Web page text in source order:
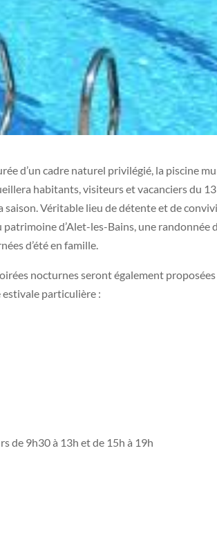
d’un cadre naturel privilégié, la piscine
habitants, visiteurs et vacanciers du
Véritable lieu de détente et de
d’Alet-les-Bains, une randonnée
d’été en famille.
nocturnes seront également
estivale particulière :
de 9h30 à 13h et de 15h à 19h